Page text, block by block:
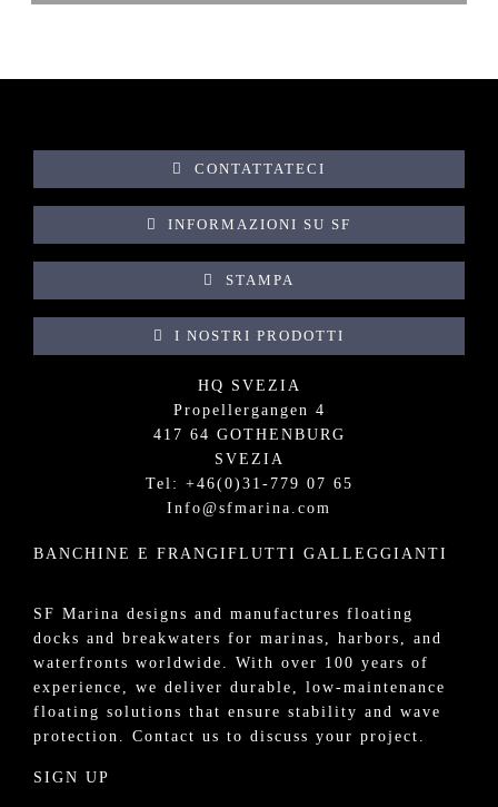
CONTATTATECI
INFORMAZIONI SU SF
STAMPA
I NOSTRI PRODOTTI
HQ SVEZIA
Propellergangen 4
417 64 GOTHENBURG
SVEZIA
Tel: +46(0)31-779 07 65
Info@sfmarina.com
BANCHINE E FRANGIFLUTTI GALLEGGIANTI
SF Marina designs and manufactures floating
docks and breakwaters for marinas
, harbors, and
waterfronts worldwide. With over 100 years of
experience, we deliver durable, low-maintenance
floating solutions that ensure stability and wave
protection. Contact us to discuss your project.
SIGN UP